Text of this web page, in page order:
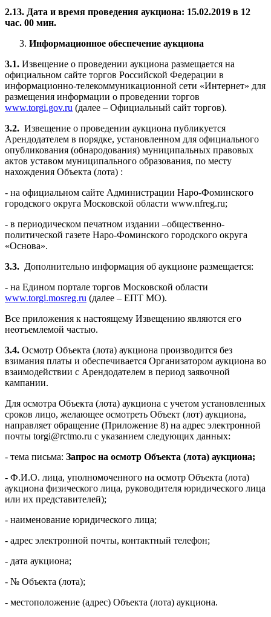
2.13. Дата и время проведения аукциона: 15.02.2019 в 12
час. 00 мин.
Информационное обеспечение аукциона
3.1. Извещение о проведении аукциона размещается на
официальном сайте торгов Российской Федерации в
информационно-телекоммуникационной сети «Интернет» для
размещения информации о проведении торгов
www.torgi.gov.ru (далее – Официальный сайт торгов).
3.2. Извещение о проведении аукциона публикуется
Арендодателем в порядке, установленном для официального
опубликования (обнародования) муниципальных правовых
актов уставом муниципального образования, по месту
нахождения Объекта (лота) :
- на официальном сайте Администрации Наро-Фоминского
городского округа Московской области www.nfreg.ru;
- в периодическом печатном издании –общественно-
политической газете Наро-Фоминского городского округа
«Основа».
3.3. Дополнительно информация об аукционе размещается:
- на Едином портале торгов Московской области
www.torgi.mosreg.ru (далее – ЕПТ МО).
Все приложения к настоящему Извещению являются его
неотъемлемой частью.
3.4. Осмотр Объекта (лота) аукциона производится без
взимания платы и обеспечивается Организатором аукциона во
взаимодействии с Арендодателем в период заявочной
кампании.
Для осмотра Объекта (лота) аукциона с учетом установленных
сроков лицо, желающее осмотреть Объект (лот) аукциона,
направляет обращение (Приложение 8) на адрес электронной
почты torgi@rctmo.ru с указанием следующих данных:
- тема письма: Запрос на осмотр Объекта (лота) аукциона;
- Ф.И.О. лица, уполномоченного на осмотр Объекта (лота)
аукциона физического лица, руководителя юридического лица
или их представителей);
- наименование юридического лица;
- адрес электронной почты, контактный телефон;
- дата аукциона;
- № Объекта (лота);
- местоположение (адрес) Объекта (лота) аукциона.